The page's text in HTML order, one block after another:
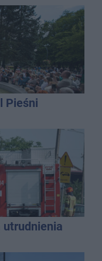
Pieśni
utrudnienia